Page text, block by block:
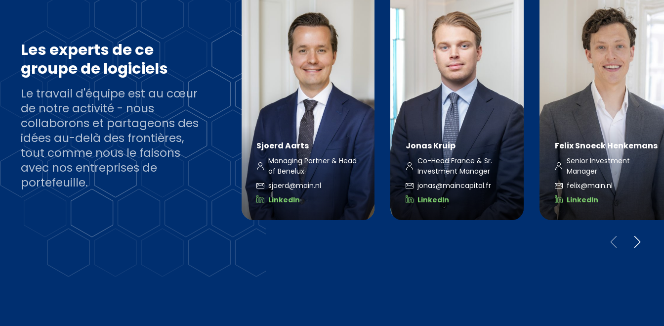
Les experts de ce
groupe de logiciels
Le travail d'équipe est au cœur
de notre activité - nous
collaborons et partageons des
idées au-delà des frontières,
tout comme nous le faisons
avec nos entreprises de
portefeuille.
Sjoerd Aarts
Managing Partner & Head
of Benelux
sjoerd@main.nl
LinkedIn
Jonas Kruip
Co-Head France & Sr.
Investment Manager
jonas@maincapital.fr
LinkedIn
Felix Snoeck Henkemans
Senior Investment
Manager
felix@main.nl
LinkedIn